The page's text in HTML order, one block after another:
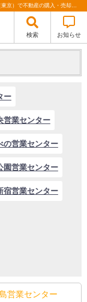
西中島営業センター｜スタッフ紹介 | 関西（大阪・北摂・神戸）・関東（東京）で不動産の購入・売却、注文住宅、リノベーションの事なら株式会社ハウスコミュニケーション
検索 お知らせ
ー
営業センター
の営業センター
園営業センター
宿営業センター
営業センター